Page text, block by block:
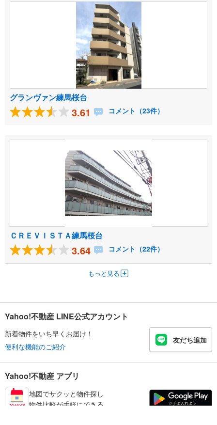
グランヴァン練馬桜台
3.61 コメント（23件）
ＣＲＥＶＩＳＴＡ練馬桜台
3.64 コメント（22件）
もっと見る
Yahoo!不動産 LINE公式アカウント
新着物件をいち早くお届け！
便利な機能のご紹介
友だち追加
Yahoo!不動産 アプリ
地図でサクッと物件探し
物件比較が手軽にできる